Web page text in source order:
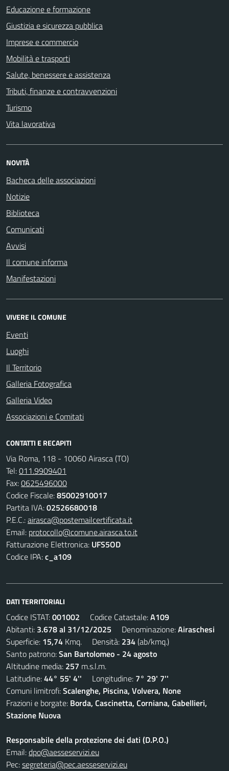
Educazione e formazione
Giustizia e sicurezza pubblica
Imprese e commercio
Mobilità e trasporti
Salute, benessere e assistenza
Tributi, finanze e contravvenzioni
Turismo
Vita lavorativa
NOVITÀ
Bacheca delle associazioni
Notizie
Biblioteca
Comunicati
Avvisi
Il comune informa
Manifestazioni
VIVERE IL COMUNE
Eventi
Luoghi
Il Territorio
Galleria Fotografica
Galleria Video
Associazioni e Comitati
CONTATTI E RECAPITI
Via Roma, 118 - 10060 Airasca (TO)
Tel:011.9909401
Fax:0625496000
Codice Fiscale:85002910017
Partita IVA:02526680018
P.E.C.:airasca@postemailcertificata.it
Email: protocollo@comune.airasca.to.it
Fatturazione Elettronica: UFS5OD
Codice IPA:c_a109
DATI TERRITORIALI
Codice ISTAT:001002 Codice Catastale:A109
Abitanti: 3.678 al 31/12/2025 Denominazione:Airaschesi
Superficie: 15,74 Kmq. Densità: 234(ab/kmq.)
Santo patrono:San Bartolomeo - 24 agosto
Altitudine media: 257 m.s.l.m.
Latitudine:44° 55' 4'' Longitudine: 7° 29' 7''
Comuni limitrofi:Scalenghe, Piscina, Volvera, None
Frazioni e borgate: Borda, Cascinetta, Corniana, Gabellieri,
Stazione Nuova
Responsabile della protezione dei dati (D.P.O.)
Email:dpo@aesseservizi.eu
Pec:segreteria@pec.aesseservizi.eu